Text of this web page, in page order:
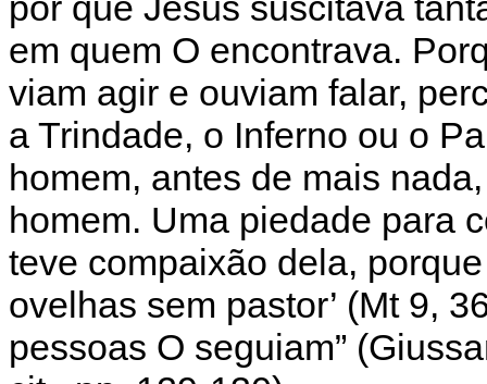
em quem O encontrava.
viam agir e ouviam falar,
a Trindade, o Inferno ou o
homem, antes de mais
homem. Uma piedade para
teve compaixão dela,
ovelhas sem pastor’ (Mt 9,
pessoas O seguiam”